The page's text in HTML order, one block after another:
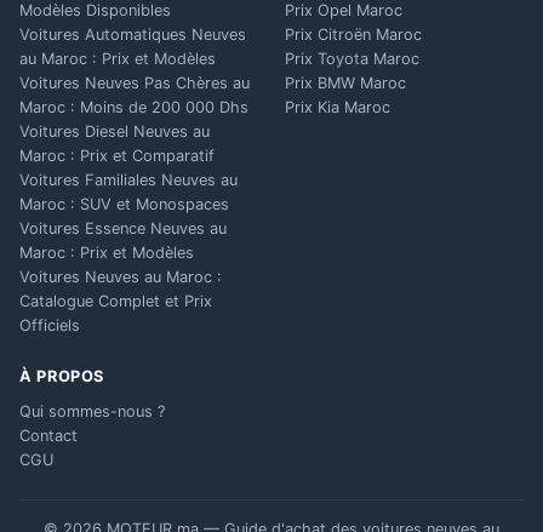
Modèles Disponibles
Voitures Automatiques Neuves
au Maroc : Prix et Modèles
Voitures Neuves Pas Chères au
Maroc : Moins de 200 000 Dhs
Voitures Diesel Neuves au
Maroc : Prix et Comparatif
Voitures Familiales Neuves au
Maroc : SUV et Monospaces
Voitures Essence Neuves au
Maroc : Prix et Modèles
Voitures Neuves au Maroc :
Catalogue Complet et Prix
Officiels
Prix Opel Maroc
Prix Citroën Maroc
Prix Toyota Maroc
Prix BMW Maroc
Prix Kia Maroc
À PROPOS
Qui sommes-nous ?
Contact
CGU